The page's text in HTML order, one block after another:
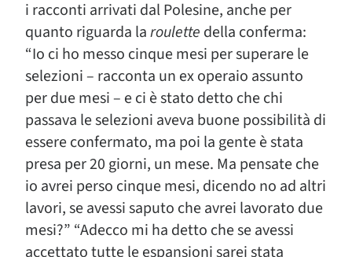
i racconti arrivati dal Polesine, anche per
quanto riguarda laroulette della conferma:
“Io ci ho messo cinque mesi per superare le
selezioni – racconta un ex operaio assunto
per due mesi – e ci è stato detto che chi
passava le selezioni aveva buone possibilità di
essere confermato, ma poi la gente è stata
presa per 20 giorni, un mese. Ma pensate che
io avrei perso cinque mesi, dicendo no ad altri
lavori, se avessi saputo che avrei lavorato due
mesi?” “Adecco mi ha detto che se avessi
accettato tutte le espansioni sarei stata